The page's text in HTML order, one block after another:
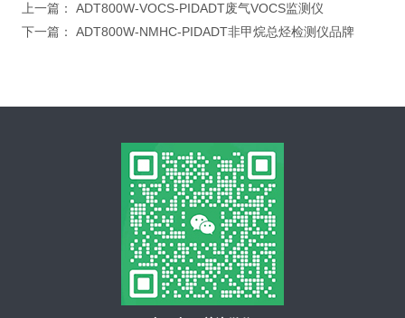
上一篇： ADT800W-VOCS-PIDADT废气VOCS监测仪
下一篇： ADT800W-NMHC-PIDADT非甲烷总烃检测仪品牌